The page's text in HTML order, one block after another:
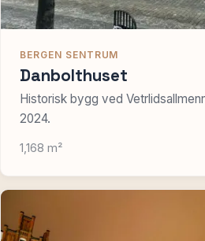
BERGEN SENTRUM
Danbolthuset
Historisk bygg ved
2024.
1,168 m²